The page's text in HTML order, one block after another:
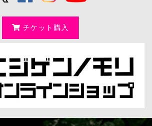
チケット購入